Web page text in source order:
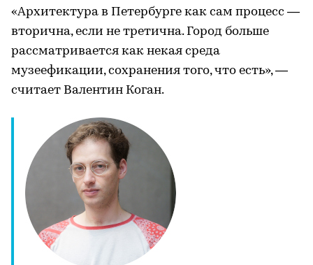
«Архитектура в Петербурге как сам процесс —
вторична, если не третична. Город больше
рассматривается как некая среда
музеефикации, сохранения того, что есть», —
считает Валентин Коган.